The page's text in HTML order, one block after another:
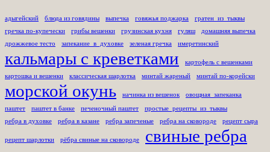
адыгейский блюда из говядины выпечка говяжья поджарка
гратен_из_тыквы
гречка по-купечески
грибы вешенки грузинская кухня гуляш
домашняя выпечка
дрожжевое тесто
запекание_в_духовке зеленая гречка имеретинский
кальмары с креветками картофель с вешенками
картошка и вешенки классическая шарлотка минтай жареный минтай по-корейски
морской окунь начинка из вешенок овощная_запеканка
паштет паштет в банке печеночный паштет
простые_рецепты_из_тыквы
ребра в духовке
ребра в казане ребра запеченые ребра на сковороде рецепт сыра
рецепт шарлотки рёбра свиные на сковороде свиные ребра